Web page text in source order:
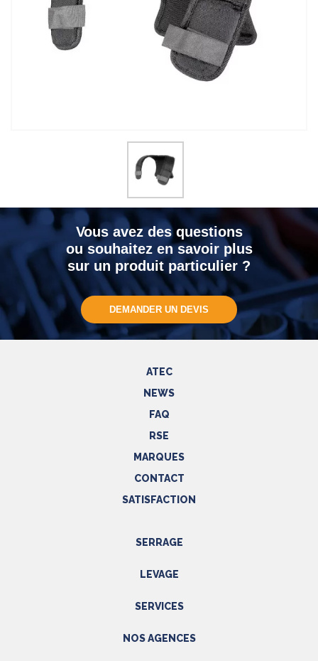
Vous avez des questions
ou souhaitez en savoir plus
sur un produit particulier ?
DEMANDER UN DEVIS
ATEC
NEWS
FAQ
RSE
MARQUES
CONTACT
SATISFACTION
SERRAGE
Outils électriques
LEVAGE
EPI
SERVICES
NOS AGENCES